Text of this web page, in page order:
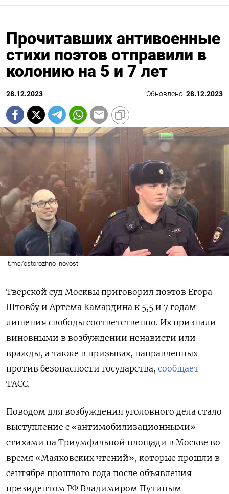
Прочитавших антивоенные
стихи поэтов отправили в
колонию на 5 и 7 лет
28.12.2023 Обновлено: 28.12.2023
t.me/ostorozhno_novosti
Тверской суд Москвы приговорил поэтов Егора
Штовбу и Артема Камардина к 5,5 и 7 годам
лишения свободы соответственно. Их признали
виновными в возбуждении ненависти или
вражды, а также в призывах, направленных
против безопасности государства, сообщает
ТАСС.
Поводом для возбуждения уголовного дела стало
выступление с «антимобилизационными»
стихами на Триумфальной площади в Москве во
время «Маяковских чтений», которые прошли в
сентябре прошлого года после объявления
президентом РФ Владимиром Путиным